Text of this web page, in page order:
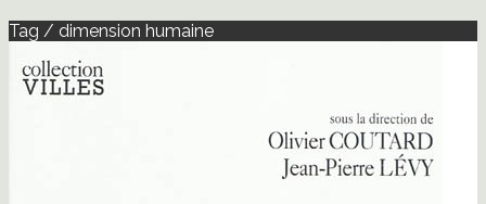
Tag / dimension humaine